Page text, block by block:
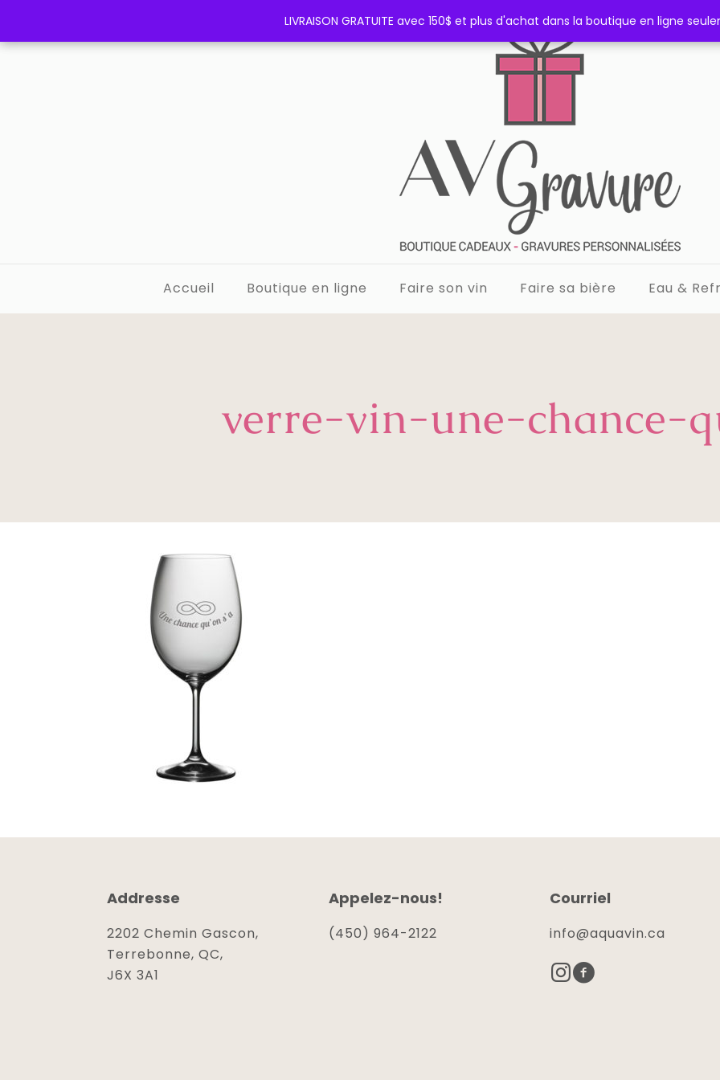
Accueil Boutique en ligne Faire son vin Faire sa bière Eau &
verre-vin-une-chance-
Addresse
2202 Chemin Gascon,
Terrebonne, QC,
J6X 3A1
Appelez-nous!
(450) 964-2122
Courriel
info@aquavin.ca
LIVRAISON GRATUITE avec 150$ et plus d'achat dans la boutique en ligne
LIVRAISON GRATUITE avec 150$ et plus d'achat dans la boutique en ligne